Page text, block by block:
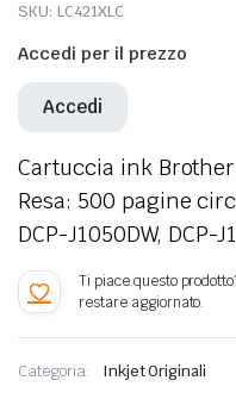
SKU: LC421XLC
Accedi per il prezzo
Accedi
Cartuccia ink Brother
Resa: 500 pagine
DCP-J1050DW, DCP-
Categoria: Inkjet Originali